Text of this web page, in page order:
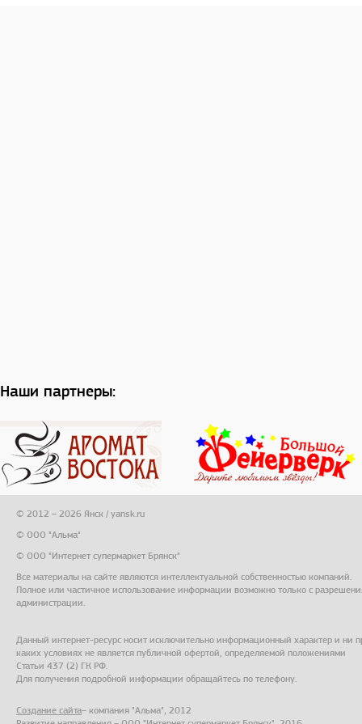
Наши партнеры:
© 2012 – 2026 Янск / yansk.ru
© ООО "Альма"
© ООО "Интернет супермаркет Брянск"
Все материалы на сайте являются интеллектуальной собственностью компаний.
Полное или частичное использование информации возможно только с
администрации.
Данный интернет-ресурс носит исключительно информационный характер и ни
каких условиях не является публичной офертой, определяемой положениями
Статьи 437 (2) ГК РФ.
Для получения подробной информации обращайтесь по телефону.
Создание сайта– компания "Альма", 2012